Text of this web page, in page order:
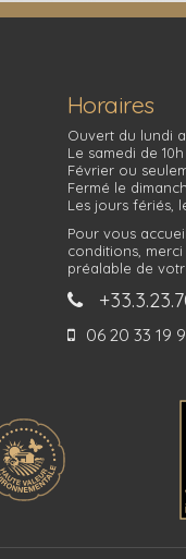
Horaires
Ouvert du lundi
Le samedi de
Février ou
Fermé le
Les jours fériés,
Pour vous
conditions,
préalable de
06 20 33 19